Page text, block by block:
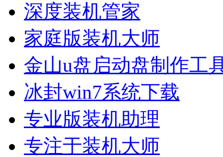
深度装机管家
家庭版装机大师
金山u盘启动盘制作工
冰封win7系统下载
专业版装机助理
专注于装机大师